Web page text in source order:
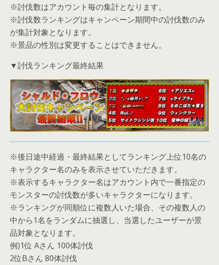
※討伐数はアカウント毎の集計となります。
※討伐数ランキングはキャンペーン期間中の討伐数のみ
が集計対象となります。
※景品の性別は変更することはできません。
▼討伐ランキング最終結果
※後日途中経過・最終結果としてランキング上位10名の
キャラクター名のみを表示させていただきます。
※表示するキャラクター名はアカウント内で一番指定の
モンスターの討伐数が多いキャラクターになります。
※ランキングが同順位に複数人いた場合、その複数人の
中から1名をランダムに抽選し、当選したユーザーが景
品対象となります。
例)1位 Aさん 100体討伐
2位Bさん 80体討伐